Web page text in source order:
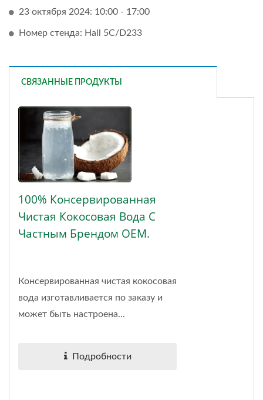
23 октября 2024: 10:00 - 17:00
Номер стенда: Hall 5C/D233
СВЯЗАННЫЕ ПРОДУКТЫ
100% Консервированная
Чистая Кокосовая Вода С
Частным Брендом OEM.
Консервированная чистая кокосовая
вода изготавливается по заказу и
может быть настроена...
Подробности